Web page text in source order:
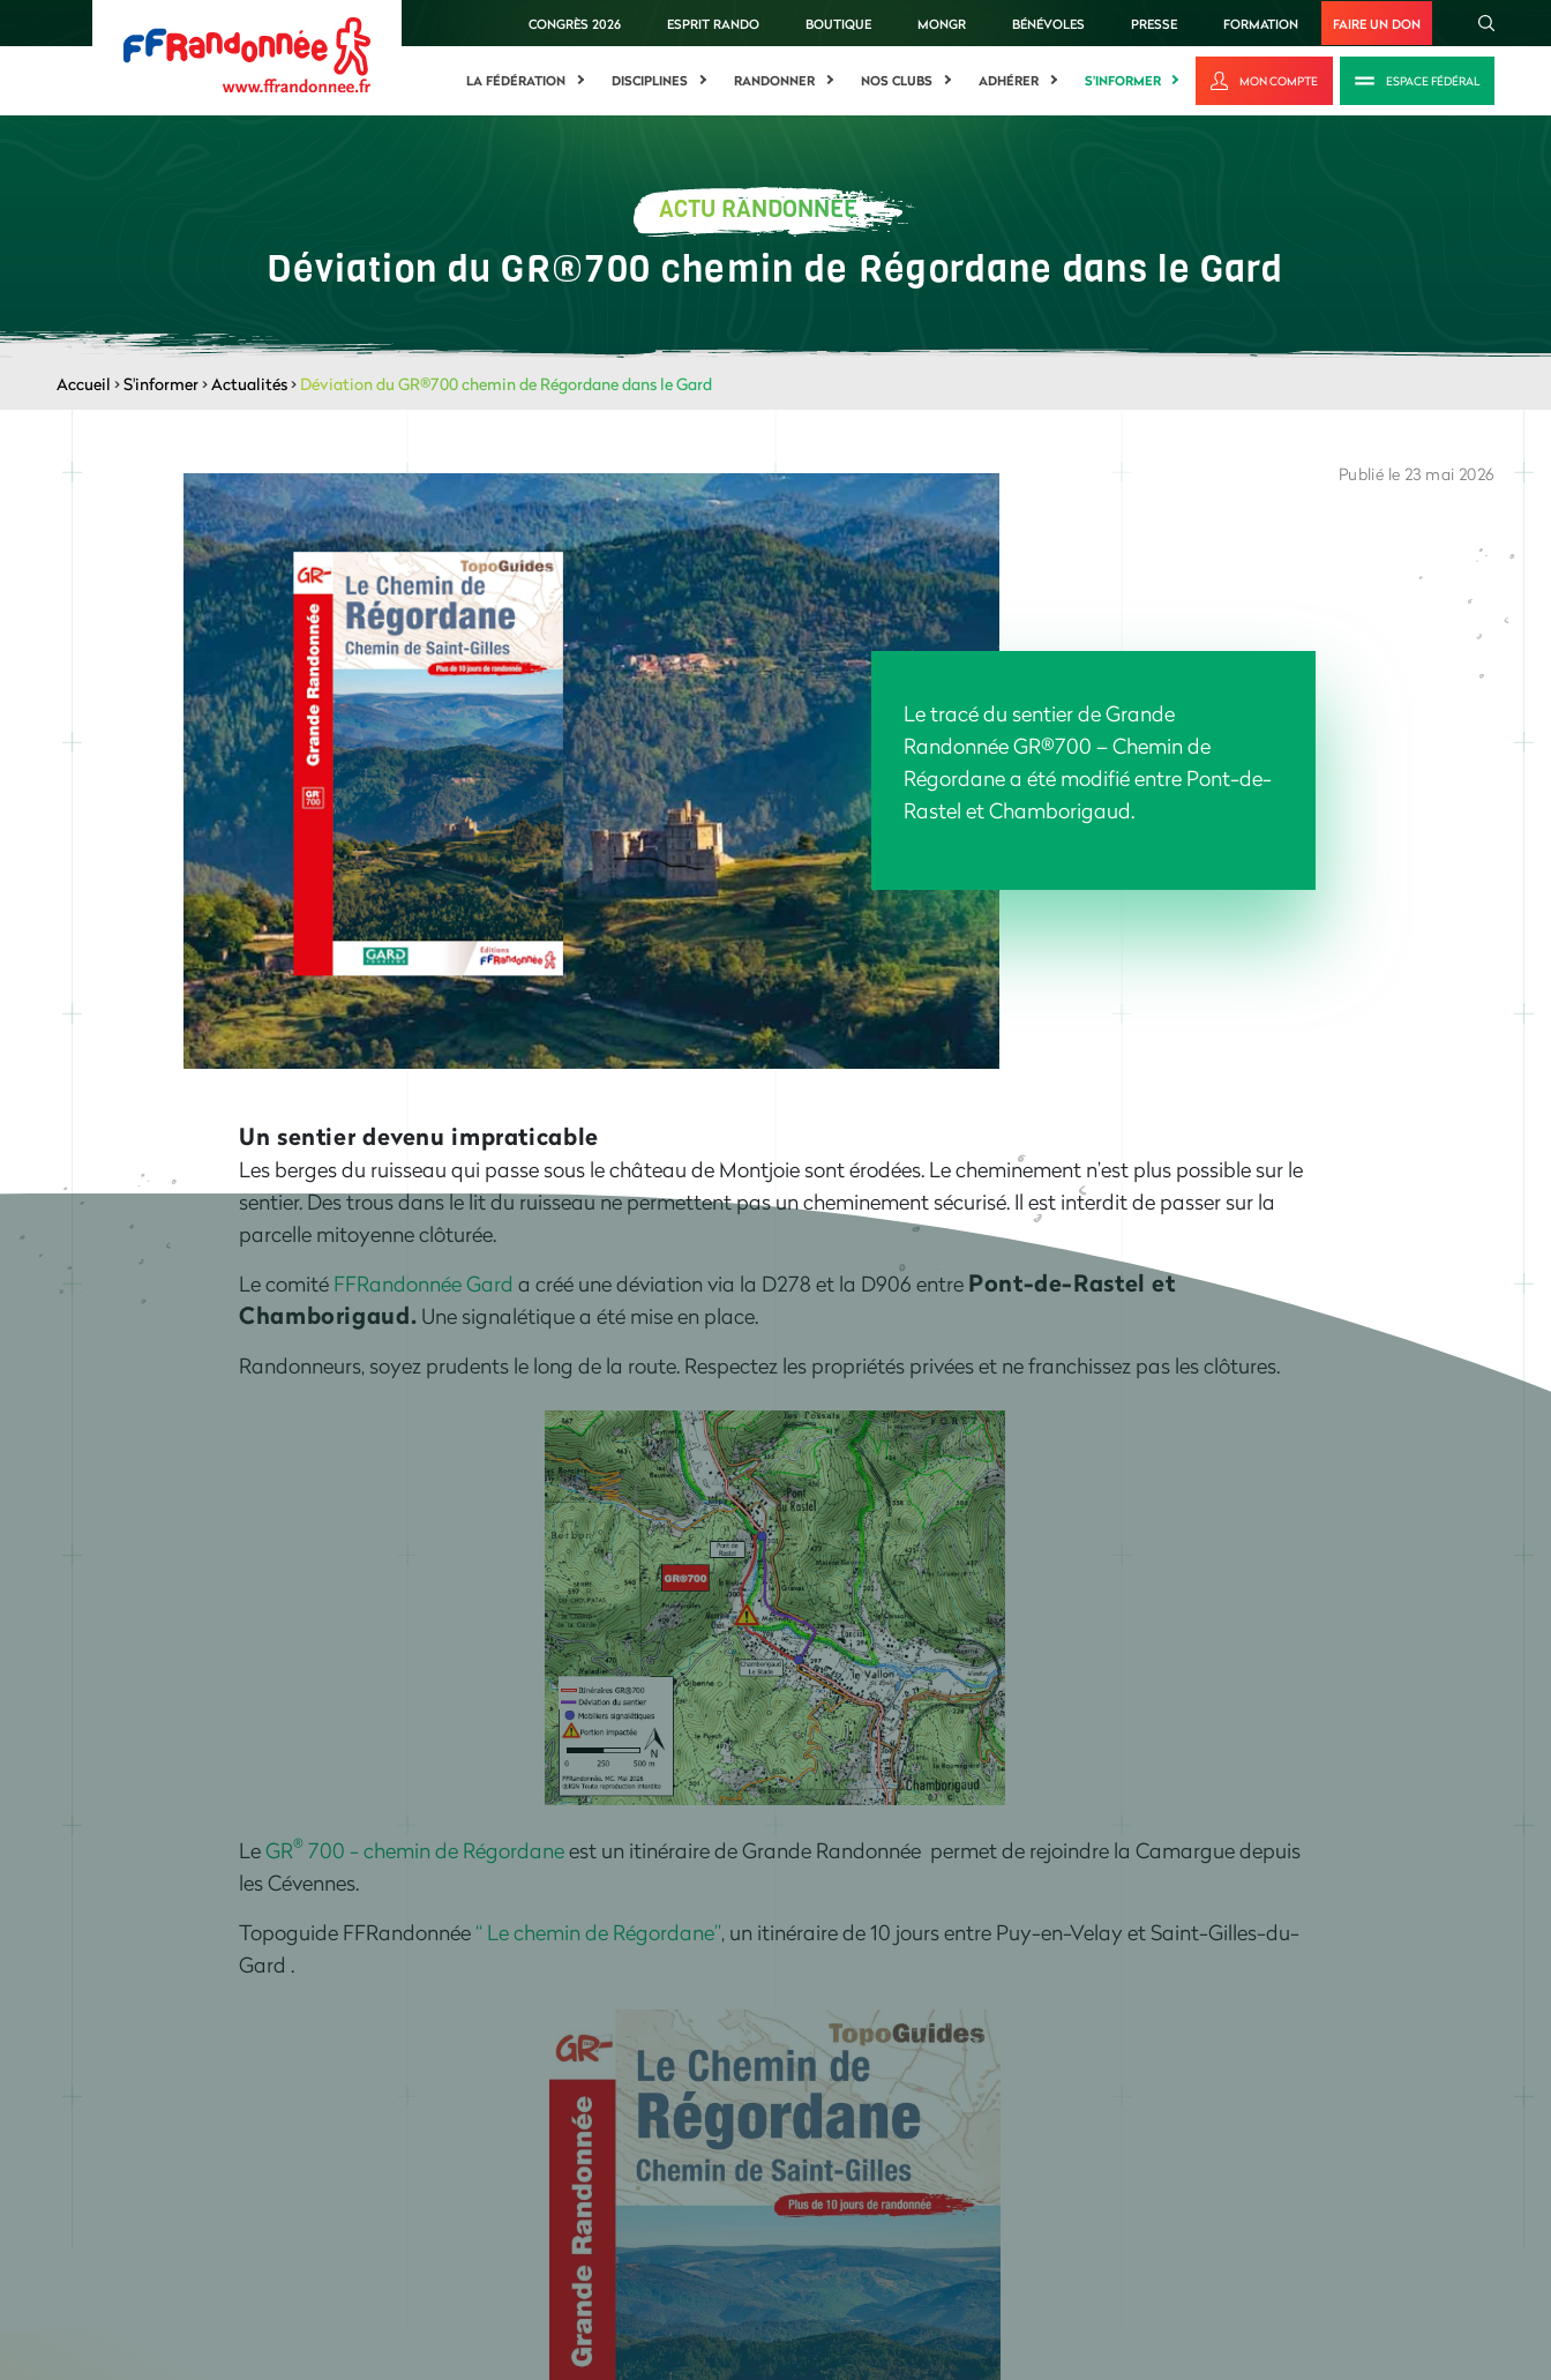
CONGRÈS 2026 ESPRIT RANDO BOUTIQUE MONGR BÉNÉVOLES PRESSE FORMATION FAIRE UN DON
LA FÉDÉRATION DISCIPLINES RANDONNER NOS CLUBS ADHÉRER S'INFORMER MON COMPTE ESPACE FÉDÉRAL
ACTU RANDONNÉE
Déviation du GR®700 chemin de Régordane dans le Gard
Accueil >S'informer>Actualités> Déviation du GR®700 chemin de Régordane dans le Gard
Le tracé du sentier de Grande
Randonnée GR®700 – Chemin de
Régordane a été modifié entre Pont-de-
Rastel et Chamborigaud.
Publié le 23 mai 2026
Un sentier devenu impraticable
Les berges du ruisseau qui passe sous le château de Montjoie sont érodées. Le cheminement n’est plus possible sur le
sentier. Des trous dans le lit du ruisseau ne permettent pas un cheminement sécurisé. Il est interdit de passer sur la
parcelle mitoyenne clôturée.
Le comité FFRandonnée Gard a créé une déviation via la D278 et la D906 entre Pont-de-Rastel et
Chamborigaud. Une signalétique a été mise en place.
Randonneurs, soyez prudents le long de la route. Respectez les propriétés privées et ne franchissez pas les clôtures.
LeGR®700 - chemin de Régordaneest un itinéraire de Grande Randonnée permet de rejoindre la Camargue depuis
les Cévennes.
Topoguide FFRandonnée “ Le chemin de Régordane”, un itinéraire de 10 jours entre Puy-en-Velay et Saint-Gilles-du-
Gard .